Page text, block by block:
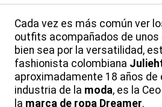
Cada vez es más común ver
outfits acompañados de
bien sea por la versatilidad,
fashionista colombiana
aproximadamente 18 años de
industria de la moda, es la
la marca de ropa Dreamer.